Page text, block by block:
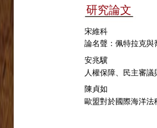
研究論文
宋維科
論名聲：佩特拉克與
安兆驥
人權保障、民主審
陳貞如
歐盟對於國際海洋法